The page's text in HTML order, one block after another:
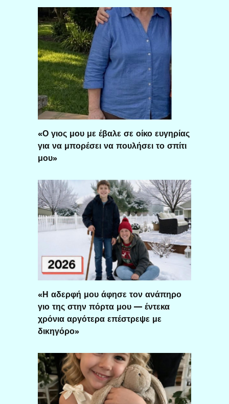
«Ο γιος μου με έβαλε σε οίκο ευγηρίας
για να μπορέσει να πουλήσει το σπίτι
μου»
«Η αδερφή μου άφησε τον ανάπηρο
γιο της στην πόρτα μου — έντεκα
χρόνια αργότερα επέστρεψε με
δικηγόρο»